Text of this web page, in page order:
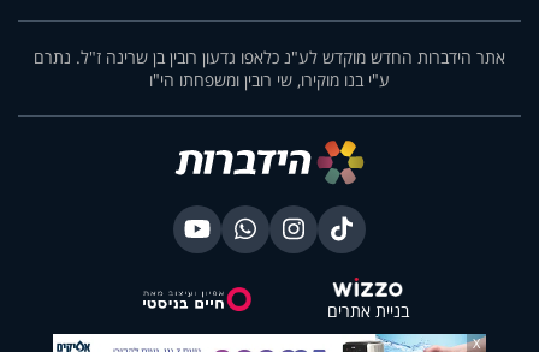
אתר הידברות החדש מוקדש לע"נ כלאפו גדעון רובין בן שרינה ז"ל. נתרם
ע"י בנו מוקירו, שי רובין ומשפחתו הי"ו
בניית אתרים
X